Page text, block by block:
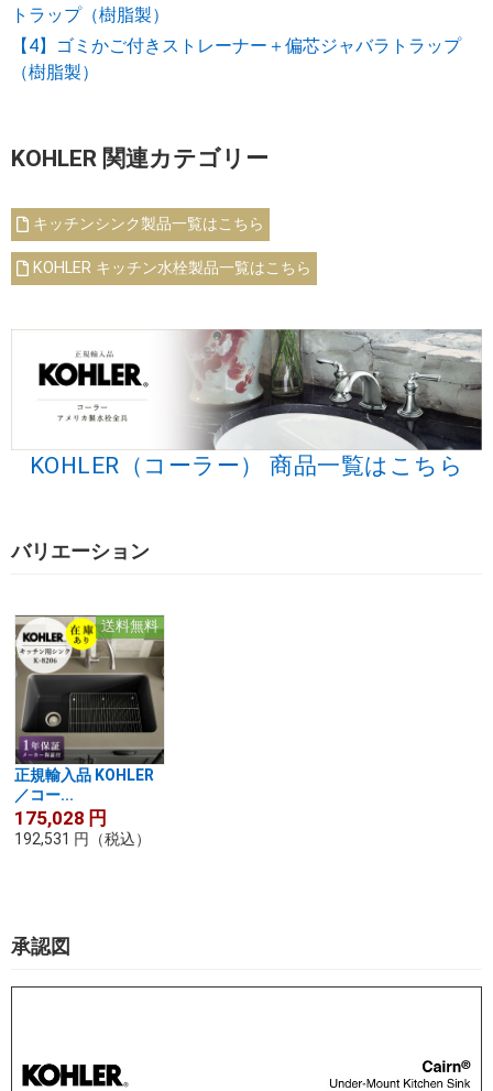
トラップ（樹脂製）
【4】ゴミかご付きストレーナー＋偏芯ジャバラトラップ
（樹脂製）
KOHLER 関連カテゴリー
キッチンシンク製品一覧はこちら
KOHLER キッチン水栓製品一覧はこちら
KOHLER（コーラー） 商品一覧はこちら
バリエーション
送料無料
正規輸入品 KOHLER
／コー...
175,028 円
192,531 円 （税込）
承認図